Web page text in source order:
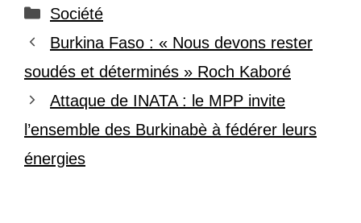
Catégories
Société
Burkina Faso : « Nous devons rester
soudés et déterminés » Roch Kaboré
Attaque de INATA : le MPP invite
l’ensemble des Burkinabè à fédérer leurs
énergies